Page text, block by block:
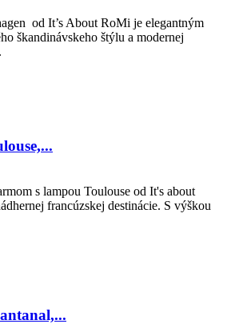
od It’s About RoMi je elegantným
škandinávskeho štýlu a modernej
s lampou Toulouse od It's about
francúzskej destinácie. S výškou